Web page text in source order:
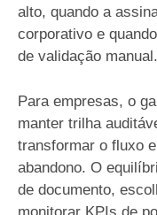
alto, quando a
corporativo e
de validação manual.
Para empresas, o
manter trilha
transformar o fluxo
abandono. O
de documento,